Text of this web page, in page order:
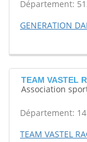
Département:
GENERATION
TEAM VASTEL
Association
Département:
TEAM VASTEL